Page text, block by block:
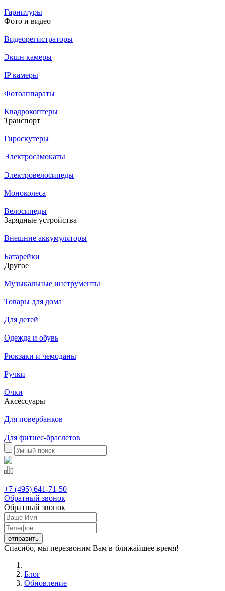
Гарнитуры
Фото и видео
Видеорегистраторы
Экшн камеры
IP камеры
Фотоаппараты
Квадрокоптеры
Транспорт
Гироскутеры
Электросамокаты
Электровелосипеды
Моноколеса
Велосипеды
Зарядные устройства
Внешние аккумуляторы
Батарейки
Другое
Музыкальные инструменты
Товары для дома
Для детей
Одежда и обувь
Рюкзаки и чемоданы
Ручки
Очки
Аксессуары
Для повербанков
Для фитнес-браслетов
+7 (495) 641-71-50
Обратный звонок
Обратный звонок
Спасибо, мы перезвоним Вам в ближайшее время!
Блог
Обновление